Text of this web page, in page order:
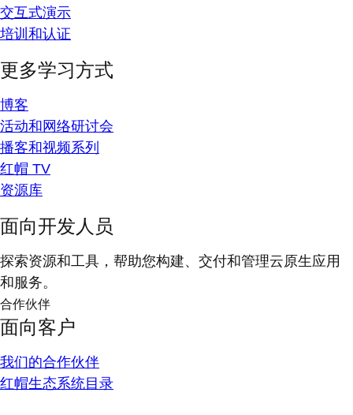
交互式演示
培训和认证
更多学习方式
博客
活动和网络研讨会
播客和视频系列
红帽 TV
资源库
面向开发人员
探索资源和工具，帮助您构建、交付和管理云原生应用
和服务。
合作伙伴
面向客户
我们的合作伙伴
红帽生态系统目录